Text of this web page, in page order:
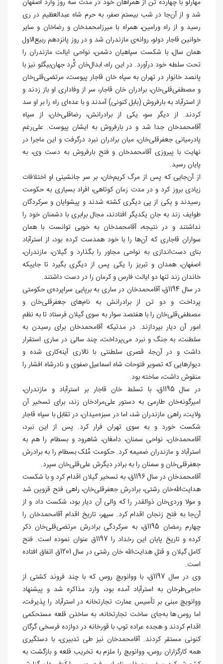
مهارلو با چهارده تن از همراهان خود در مدت سه روز وارد اصفهان
شد و از آنجا در شب بیستم صفر، به حرم شاه عبدالعظیم در ری
رسید و از راه ورامین، همراه با میرزامحمدخان و رضاخان و سایر
خوانین قاجار دولو، روانهی مازندران شد و در روز پانزدهم ربیع‏‌الاول
همان سال، با شکست سپاهیان دشمن، نواحی ایالت مازندران را
تحت سلطه خود درآورد. در این راه، ابدال‏‌خان کُرد جهان‏‌بیگلو نیز با
پانصد خانوار در تهران به سپاه خان قاجار پیوست، مرتضی‌‏قلی‏‌خان
و مصطفی‏‌قلی‏‌خان، برادران خان قاجار، سر از وفاداری او باز زدند و
از استرآباد به بارفروش (بابل کنونی) آمدند و با عده‌‏ای راه را بر او سد
کردند. از دیگر سو، یکی از برادرانش، رضاقلیخان، از سپاه
آقامحمدخان جدا شد و در بارفروش به ایشان پیوست. علیرغم
پادرمیانی جعفرقلی‏‌خان، میان برادران نبرد درگرفت و این ماجرا در
نهایت با پیروزی آقامحمدخان و فتح بارفروش به دست وی، به
پایان رسید.
از آنجایی که پس از مرگ کریم‏‌خان، بر سر جانشینی او اختلافات
زیادی بروز کرد و در مدت زمان کوتاهی، افراد بسیاری به حکومت
رسیدند و یکی از پی دیگری کشته شدند و پیشوایان و سرکردگان
طوایف زند به جان یکدیگر افتادند، مجال برابری با دشمنان خود را
نداشتند و در نتیجه، آقامحمدخان به خوبی توانست با همان
سواران قاجاری که آنها را با خود همدست کرده بود، از استرآباد
بنای دستاندازی به نواحی مجاور را بگذارد و گیلان، مازندران،
اصفهان، همدان و تبریز را یکی پس از دیگری بگیرد تا جایی‏که
خاندان زند تنها دو ایالت فارس و کرمان را در دست داشتند.
در سال 1194ق، آقامحمدخان در ساری به برپایی سراپرده
ی حکومتی
پرداخت و دو تن از برادرانش به نام‌‏های جعفرقلی‏‌خان و
مصطفی‏‌قلی‏‌خان را با هفتصد سوار به سوی گیلان فرستاد تا به نظم
امور آن دیار بپردازند. در مدتی‏که آقامحمدخان برای رسیدن به
سلطنت، به جنگ و نبرد می‏پرداخت، چند سالی در ساری استقرار
داشت و در آنجا، قصری سلطنتی با تالاری آینه‏‌کاری شده و
دیوارهایی که تصویر فتوحات شاه اسماعیل صفوی و نادرشاه افشار را
منقوش داشت، ساخته بود.
در سال 1195ق، با تسلط خان قاجار بر استرآباد و مازندران،
امیرگونه‏‌خان طارمی به دستور علیمرادخان زند، برای تسخیر آن
ولایت، راهی مازندران شد، اما در سبزه‌‏میدان، در تقابل با سپاه قاجار
شکست خورد و به سوی تهران فرار کرد. پس از این نبرد،
آقامحمدخان، نواحی سمنان، دامغان، شاهرود و بسطام را هم به
استرآباد و مازندران ضمیمه کرد. حکومت مُلک بسطام را به برادرش
جعفرقلی‏‌خان و سمنان را به برادر دیگرش علی‌قلی‏‌خان سپرد.
آقامحمدخان در سال 1196ق، به تسخیر گیلان اقدام کرد و با شکست
هدایت‏‌اللهخان رشتی، برادرش جعفرقلی‏‌خان، راهی فتح قزوین شد
و مولا وردی‏‌خان ذوالقدر را که والی آن دیار بود، شکست داد و از
آنجا به فتح زنجان اقدام کرد. سپهر، تاریخ اقدام آقامحمدخان را
چهارم رمضان 1195ق، به سرکردگی برادرش مرتضی‌‏قلی‏‌خان ذکر
کرده و تاریخ پایان این رخداد را 1197ق عنوان نموده است. فتح
کامل گیلان و قتل هدایت‏‌الله خان رشتی در سال 1201ق اتفاق افتاده
است.
وی در سال 1197ق، با ووانویچ روس که با چند فروند کشتی از
حاجی‏‌طرخان به استرآباد آمده بود، وارد مذاکره شد و پیشنهاد
ووانویچ مبنی بر تأسیس عمارت تجارتخانه در استرآباد را پذیرفت،
اما روس ها به‌‏جای ساخت تجارتخانه، به ساختن قلعه مستحکمی
اقدام کردند و هجده عراده توپ با قورخانه در دوازده فرسخی گرگان
کنونی مستقر کردند. آقامحمدخان نیز طی تدبیری، با دستگیری
همه کارگزاران روس، ووانویچ را ملزم به تخریب قلعه و بازگشت به